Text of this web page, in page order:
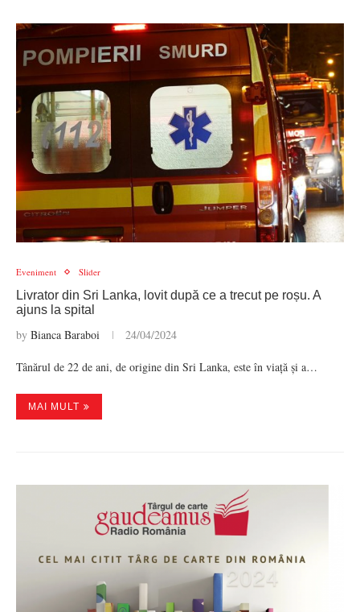
Eveniment Slider
Livrator din Sri Lanka, lovit după ce a trecut pe roșu. A
ajuns la spital
by Bianca Baraboi 24/04/2024
Tânărul de 22 de ani, de origine din Sri Lanka, este în viață și a…
MAI MULT